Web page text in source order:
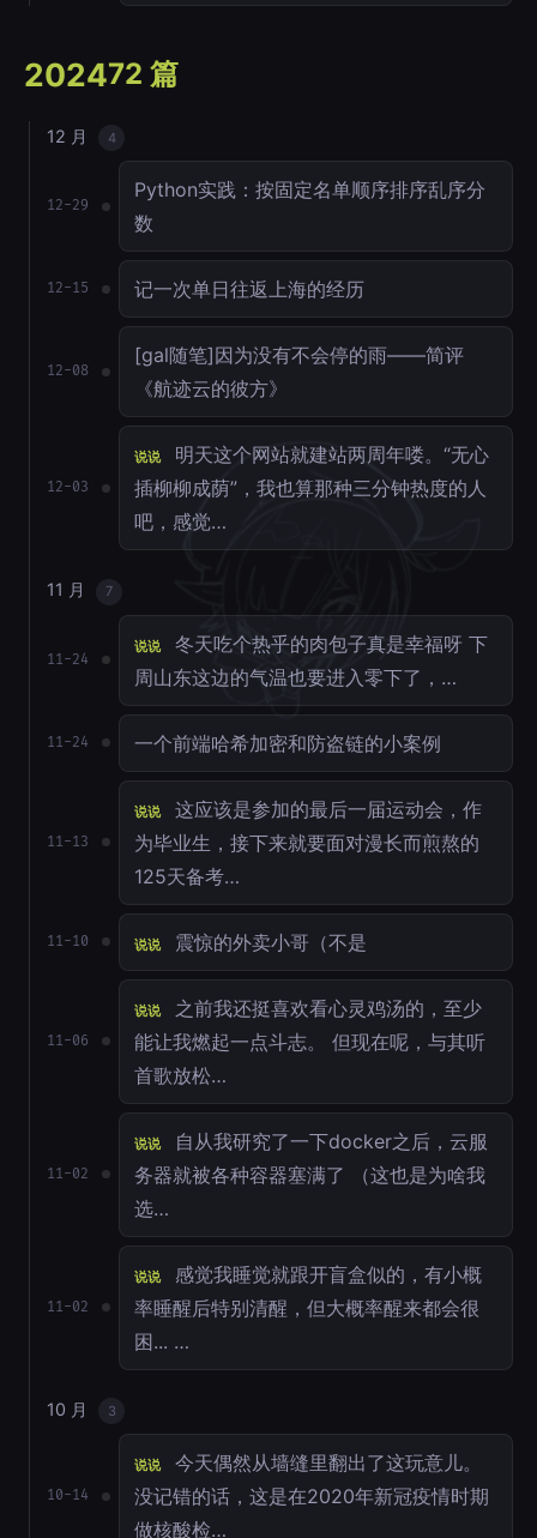
202472 篇
12 月 4
12-29
Python实践：按固定名单顺序排序乱序分
数
12-15 记一次单日往返上海的经历
12-08
[gal随笔]因为没有不会停的雨——简评
《航迹云的彼方》
12-03
说说
明天这个网站就建站两周年喽。“无心
插柳柳成荫”，我也算那种三分钟热度的人
吧，感觉…
11 月 7
11-24
说说
冬天吃个热乎的肉包子真是幸福呀 下
周山东这边的气温也要进入零下了，…
11-24 一个前端哈希加密和防盗链的小案例
11-13
说说
这应该是参加的最后一届运动会，作
为毕业生，接下来就要面对漫长而煎熬的
125天备考…
11-10 说说 震惊的外卖小哥（不是
11-06
说说
之前我还挺喜欢看心灵鸡汤的，至少
能让我燃起一点斗志。 但现在呢，与其听
首歌放松…
11-02
说说
自从我研究了一下docker之后，云服
务器就被各种容器塞满了 （这也是为啥我
选…
11-02
说说
感觉我睡觉就跟开盲盒似的，有小概
率睡醒后特别清醒，但大概率醒来都会很
困... …
10 月 3
10-14
说说
今天偶然从墙缝里翻出了这玩意儿。
没记错的话，这是在2020年新冠疫情时期
做核酸检…